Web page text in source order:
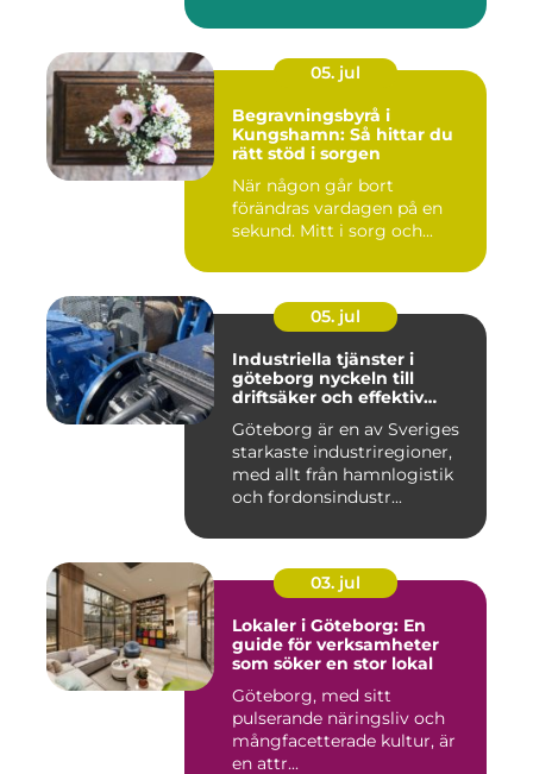
05. jul
Begravningsbyrå i
Kungshamn: Så hittar du
rätt stöd i sorgen
När någon går bort
förändras vardagen på en
sekund. Mitt i sorg och...
05. jul
Industriella tjänster i
göteborg nyckeln till
driftsäker och effektiv
Göteborg är en av Sveriges
starkaste industriregioner,
med allt från hamnlogistik
och fordonsindustr...
03. jul
Lokaler i Göteborg: En
guide för verksamheter
som söker en stor lokal
Göteborg, med sitt
pulserande näringsliv och
mångfacetterade kultur, är
en attr...